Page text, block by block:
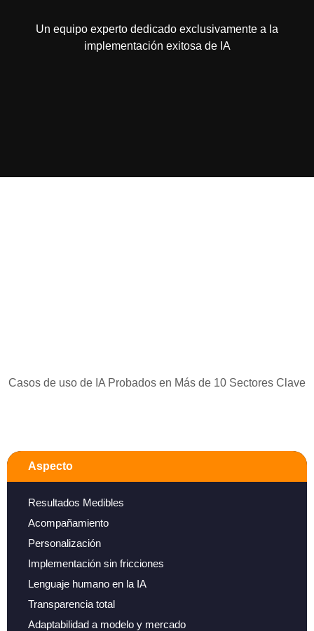
Un equipo experto dedicado exclusivamente a la
implementación exitosa de IA
Casos de uso de IA Probados en Más de 10 Sectores Clave
Aspecto
Resultados Medibles
Acompañamiento
Personalización
Implementación sin fricciones
Lenguaje humano en la IA
Transparencia total
Adaptabilidad a modelo y mercado